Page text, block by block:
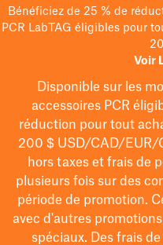
Bénéficiez de 25 % de
PCR LabTAG éligibles pour
Voir
Disponible sur les
accessoires PCR
réduction pour tout
200 $USD/CAD/EUR/
hors taxes et frais de
plusieurs fois sur des
période de promotion.
avec d'autres
spéciaux. Des frais